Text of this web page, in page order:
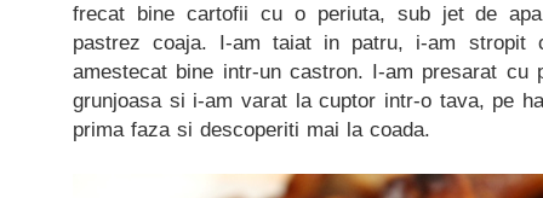
frecat bine cartofii cu o periuta, sub jet de
pastrez coaja. I-am taiat in patru, i-am
amestecat bine intr-un castron. I-am presarat cu
grunjoasa si i-am varat la cuptor intr-o tava, pe
prima faza si descoperiti mai la coada.